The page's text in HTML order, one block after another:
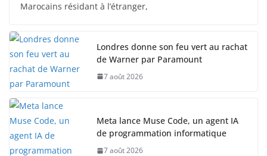
Marocains résidant à l’étranger,
Londres donne son feu vert au rachat
de Warner par Paramount
7 août 2026
Meta lance Muse Code, un agent IA
de programmation informatique
7 août 2026